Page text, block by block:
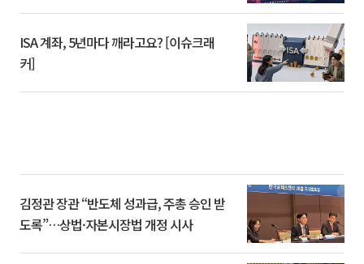
ISA 계좌, 5년마다 깨라고요? [이슈크래
커]
김정관 장관 “반도체 성과급, 주총 승인 받
도록”…상법·자본시장법 개정 시사